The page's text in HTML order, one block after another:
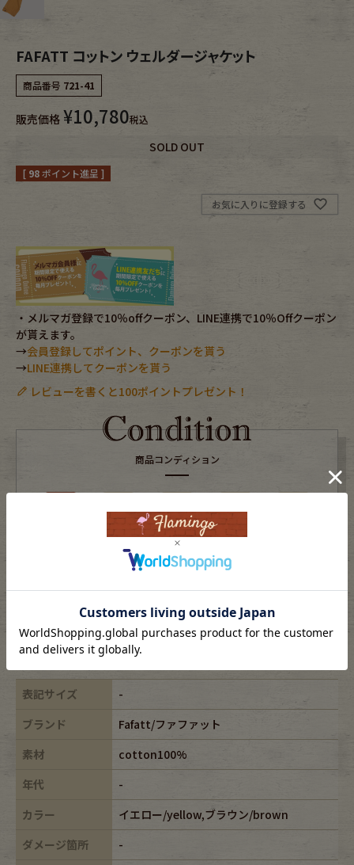
Tops Bottoms
Outer
小物・アクセサリーから探す
Bag
Accessory Shoes
Belt antique goods
Keyring vintage bicycle
FAFATT
FAFATT コットン ウェルダージャケット
商品番号 721-41
販売価格 ¥10,780税込
SOLD OUT
[ 98ポイント進呈 ]
お気に入りに登録する
・メルマガ登録で10％offクーポン、LINE連携で10％Offクーポン
が貰えます。
→会員登録してポイント、クーポンを貰う
→LINE連携してクーポンを貰う
レビューを書くと100ポイントプレゼント！
商品コンディション
A B C
未使用品または新品
※USEDですので使用感などございますが、まだまだご愛用していただけます。
※古着は洗濯、検品などのケアを行っております。
表記サイズ
-
ブランド
Fafatt/ファファット
素材
cotton100%
年代
-
カラー
イエロー/yellow,ブラウン/brown
ダメージ箇所
-